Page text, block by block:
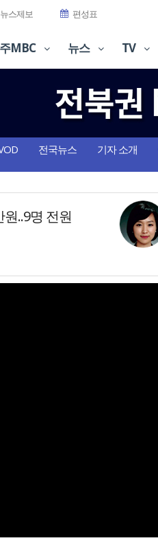
뉴스제보 편성표
MBC 뉴스 TV
전국뉴스 기자 소개
..9명 전원